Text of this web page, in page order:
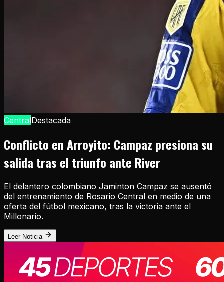
CentralDestacada
Conflicto en Arroyito: Campaz presiona su
salida tras el triunfo ante River
El delantero colombiano Jaminton Campaz se ausentó
del entrenamiento de Rosario Central en medio de una
oferta del fútbol mexicano, tras la victoria ante el
Millonario.
Leer Noticia